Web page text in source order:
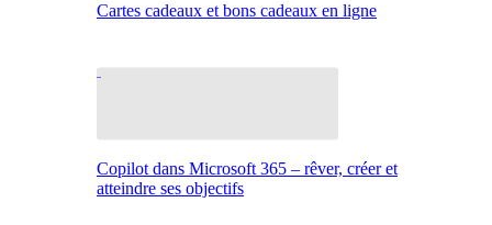
Cartes cadeaux et bons cadeaux en ligne
Copilot dans Microsoft 365 – rêver, créer et
atteindre ses objectifs